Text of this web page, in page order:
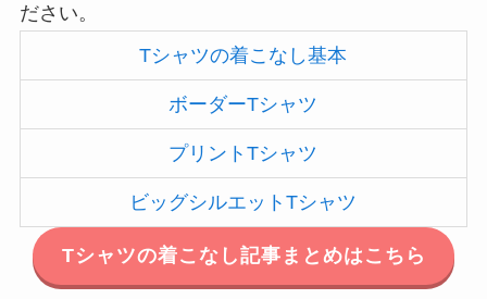
ださい。
Tシャツの着こなし基本
ボーダーTシャツ
プリントTシャツ
ビッグシルエットTシャツ
Tシャツの着こなし記事まとめはこちら